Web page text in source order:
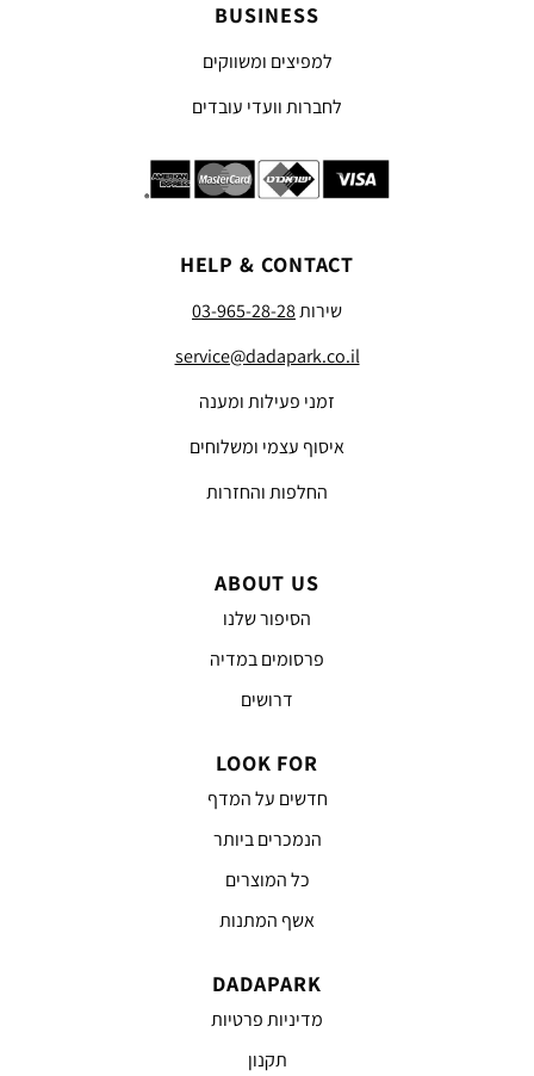
BUSINESS
למפיצים ומשווקים
לחברות וועדי עובדים
HELP & CONTACT
שירות03-965-28-28
service@dadapark.co.il
זמני פעילות ומענה
איסוף עצמי ומשלוחים
החלפות והחזרות
ABOUT US
הסיפור שלנו
פרסומים במדיה
דרושים
LOOK FOR
חדשים על המדף
הנמכרים ביותר
כל המוצרים
אשף המתנות
DADAPARK
מדיניות פרטיות
תקנון